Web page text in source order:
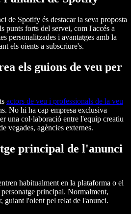
de Spotify és destacar la seva proposta
punts forts del servei, com l'accés a
personalitzades i avantatges amb la
els oients a subscriure's.
els guions de veu per
actors de veu i professionals de la veu
No hi ha cap empresa exclusiva
una col·laboració entre l'equip creatiu
vegades, agències externes.
principal de l'anunci
habitualment en la plataforma o el
principal. Normalment,
guiant l'oient pel relat de l'anunci.